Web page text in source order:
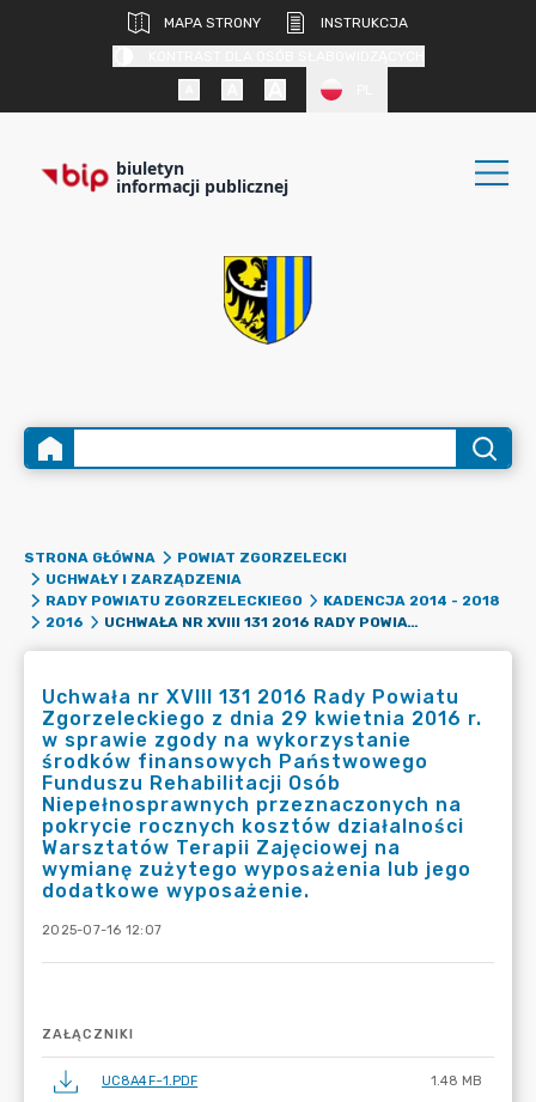
MAPA STRONY
INSTRUKCJA
biuletyn
informacji publicznej
STRONA GŁÓWNA
POWIAT ZGORZELECKI
UCHWAŁY I ZARZĄDZENIA
RADY POWIATU ZGORZELECKIEGO
KADENCJA 2014 - 2018
2016
UCHWAŁA NR XVIII 131 2016 RADY POWIATU ZGORZELECKIEGO Z DNIA 29 KWIETNIA 2016 R. W SPRAWIE ZGODY NA WYKORZYSTANIE ŚRODKÓW FINANSOWYCH PAŃSTWOWEGO FUNDUSZU REHABILITACJI OSÓB NIEPEŁNOSPRAWNYCH PRZEZNACZONYCH NA POKRYCIE ROCZNYCH KOSZTÓW DZIAŁALNOŚCI WARSZTATÓW TERAPII ZAJĘCIOWEJ NA WYMIANĘ ZUŻYTEGO WYPOSAŻENIA LUB JEGO DODATKOWE WYPOSAŻENIE.
Uchwała nr XVIII 131 2016 Rady Powiatu
Zgorzeleckiego z dnia 29 kwietnia 2016 r.
w sprawie zgody na wykorzystanie
środków finansowych Państwowego
Funduszu Rehabilitacji Osób
Niepełnosprawnych przeznaczonych na
pokrycie rocznych kosztów działalności
Warsztatów Terapii Zajęciowej na
wymianę zużytego wyposażenia lub jego
dodatkowe wyposażenie.
2025-07-16 12:07
ZAŁĄCZNIKI
UC8A4F~1.PDF 1.48 MB